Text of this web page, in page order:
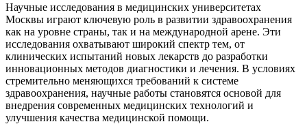
Научные исследования в медицинских университетах
Москвы играют ключевую роль в развитии здравоохранения
как на уровне страны, так и на международной арене. Эти
исследования охватывают широкий спектр тем, от
клинических испытаний новых лекарств до разработки
инновационных методов диагностики и лечения. В условиях
стремительно меняющихся требований к системе
здравоохранения, научные работы становятся основой для
внедрения современных медицинских технологий и
улучшения качества медицинской помощи.